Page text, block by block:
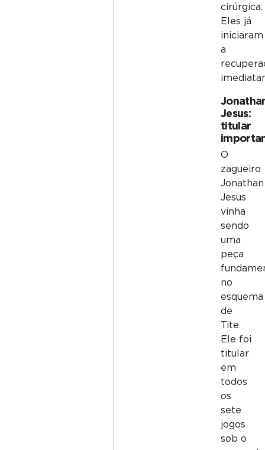
cirúrgica.
Eles já
iniciaram
a
Jesus:
titular
O
zagueiro
Jonathan
Jesus
vinha
sendo
uma
peça
no
esquema
de
Tite.
Ele foi
titular
em
todos
os
sete
jogos
sob o